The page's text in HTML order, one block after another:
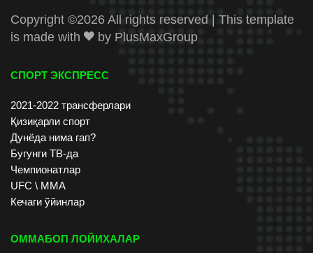
Copyright ©2026 All rights reserved | This template
is made with
by PlusMaxGroup
СПОРТ ЭКСПРЕСС
2021-2022 трансферлари
Қизиқарли спорт
Дунёда нима гап?
Бугунги ТВ-да
Чемпионатлар
UFC \ ММА
Кечаги ўйинлар
ОММАБОП ЛОЙИХАЛАР